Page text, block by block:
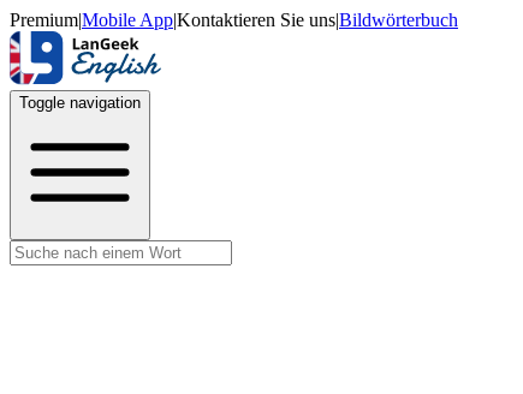
Premium|Mobile App|Kontaktieren Sie uns|Bildwörterbuch
Toggle navigation